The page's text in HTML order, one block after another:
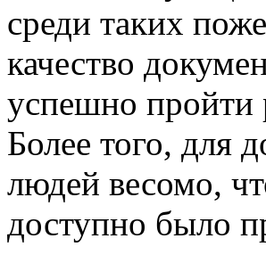
среди таких
качество
успешно пройти
Более того, для
людей весомо,
доступно было